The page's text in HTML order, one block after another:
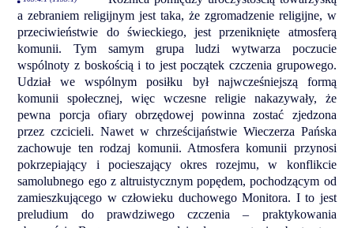
a zebraniem religijnym jest taka, że zgromadzenie religijne, w
przeciwieństwie do świeckiego, jest przeniknięte atmosferą
komunii. Tym samym grupa ludzi wytwarza poczucie
wspólnoty z boskością i to jest początek czczenia grupowego.
Udział we wspólnym posiłku był najwcześniejszą formą
komunii społecznej, więc wczesne religie nakazywały, że
pewna porcja ofiary obrzędowej powinna zostać zjedzona
przez czcicieli. Nawet w chrześcijaństwie Wieczerza Pańska
zachowuje ten rodzaj komunii. Atmosfera komunii przynosi
pokrzepiający i pocieszający okres rozejmu, w konflikcie
samolubnego ego z altruistycznym popędem, pochodzącym od
zamieszkującego w człowieku duchowego Monitora. I to jest
preludium do prawdziwego czczenia – praktykowania